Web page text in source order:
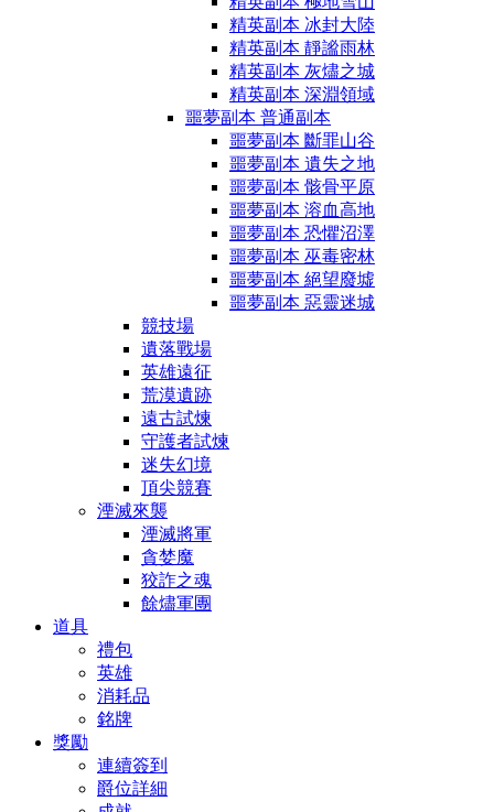
精英副本 冰封大陸
精英副本 靜謐雨林
精英副本 灰燼之城
精英副本 深淵領域
噩夢副本 普通副本
噩夢副本 斷罪山谷
噩夢副本 遺失之地
噩夢副本 骸骨平原
噩夢副本 溶血高地
噩夢副本 恐懼沼澤
噩夢副本 巫毒密林
噩夢副本 絕望廢墟
噩夢副本 惡靈迷城
競技場
遺落戰場
英雄遠征
荒漠遺跡
遠古試煉
守護者試煉
迷失幻境
頂尖競賽
湮滅來襲
湮滅將軍
貪婪魔
狡詐之魂
餘燼軍團
道具
禮包
英雄
消耗品
銘牌
獎勵
連續簽到
爵位詳細